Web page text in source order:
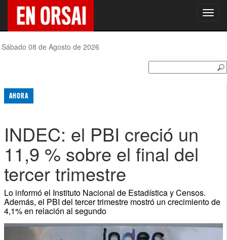
Sábado 08 de Agosto de 2026
AHORA
INDEC: el PBI creció un
11,9 % sobre el final del
tercer trimestre
Lo informó el Instituto Nacional de Estadística y Censos.
Además, el PBI del tercer trimestre mostró un crecimiento de
4,1% en relación al segundo